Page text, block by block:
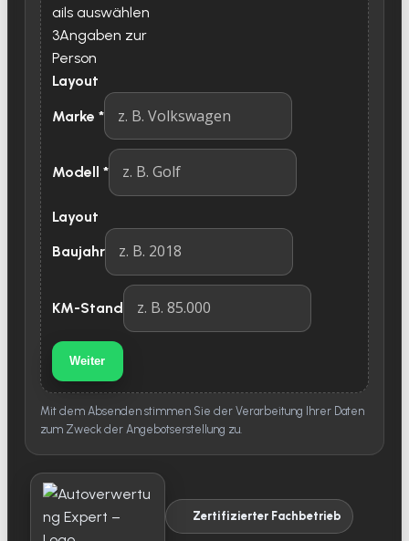
ails auswählen
3Angaben zur
Person
Layout
Marke *
Modell *
Layout
Baujahr
KM-Stand
Weiter
Mit dem Absenden stimmen Sie der Verarbeitung Ihrer Daten
zum Zweck der Angebotserstellung zu.
Zertifizierter Fachbetrieb